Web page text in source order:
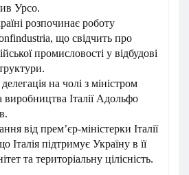
Урсо.
розпочинає роботу
що свідчить про
промисловості у відбудові
делегація на чолі з міністром
Італії Адольфо
від прем’єр-міністерки Італії
підтримує Україну в її
та територіальну цілісність.